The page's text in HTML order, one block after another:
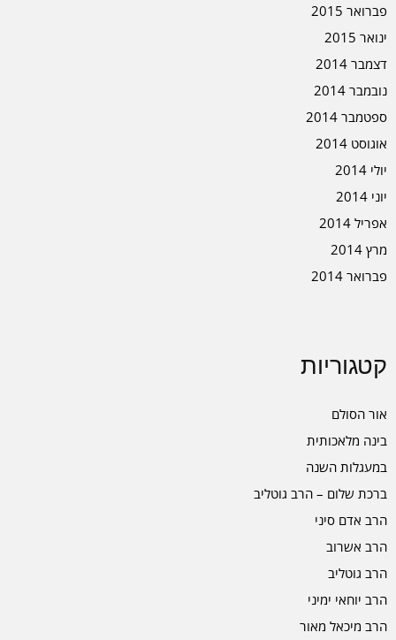
פברואר 2015
ינואר 2015
דצמבר 2014
נובמבר 2014
ספטמבר 2014
אוגוסט 2014
יולי 2014
יוני 2014
אפריל 2014
מרץ 2014
פברואר 2014
קטגוריות
אור הסולם
בינה מלאכותית
במעגלות השנה
ברכת שלום – הרב גוטליב
הרב אדם סיני
הרב אשרוב
הרב גוטליב
הרב יוחאי ימיני
הרב מיכאל מאור